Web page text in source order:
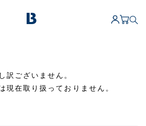
訳ございません。
現在取り扱っておりません。